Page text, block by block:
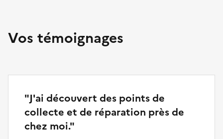
Vos témoignages
"J'ai découvert des points de
collecte et de réparation près de
chez moi."